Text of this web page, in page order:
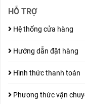
HỖ TRỢ
Hệ thống cửa hàng
Hướng dẫn đặt hàng
Hình thức thanh toán
Phương thức vận